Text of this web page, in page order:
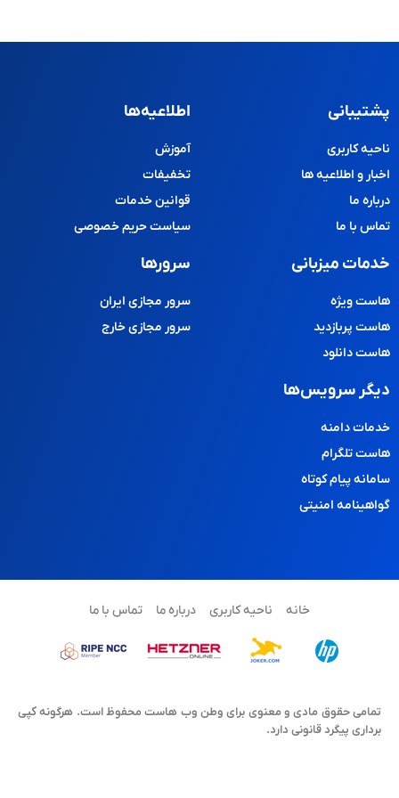
پشتیبانی
ناحیه کاربری
اخبار و اطلاعیه ها
درباره ما
تماس با ما
اطلاعیه‌ها
آموزش
تخفیفات
قوانین خدمات
سیاست حریم خصوصی
خدمات میزبانی
هاست ویژه
هاست پربازدید
هاست دانلود
سرورها
سرور مجازی ایران
سرور مجازی خارج
دیگر سرویس‌ها
خدمات دامنه
هاست تلگرام
سامانه پیام کوتاه
گواهینامه امنیتی
خانه ناحیه کاربری درباره ما تماس با ما
تمامی حقوق مادی و معنوی برای وطن وب هاست محفوظ است. هرگونه کپی
برداری پیگرد قانونی دارد.